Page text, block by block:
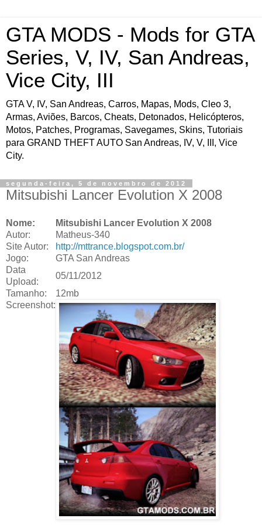
GTA MODS - Mods for GTA
Series, V, IV, San Andreas,
Vice City, III
GTA V, IV, San Andreas, Carros, Mapas, Mods, Cleo 3,
Armas, Aviões, Barcos, Cheats, Detonados, Helicópteros,
Motos, Patches, Programas, Savegames, Skins, Tutoriais
para GRAND THEFT AUTO San Andreas, IV, V, III, Vice
City.
segunda-feira, 5 de novembro de 2012
Mitsubishi Lancer Evolution X 2008
Nome:
Mitsubishi Lancer Evolution X 2008
Autor:
Matheus-340
Site Autor:
http://mttrance.blogspot.com.br/
Jogo:
GTA San Andreas
Data
Upload:
05/11/2012
Tamanho:
12mb
Screenshot: